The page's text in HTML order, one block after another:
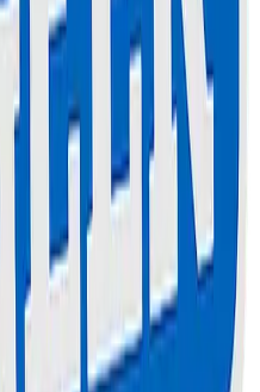
?
moins d'une heure à l'atelier,
à Cannes (04 51 26 27 50)
(04 51 26 27 51). Ouvert
14h00-19h00.
?
pièces et main-d'œuvre.
nous